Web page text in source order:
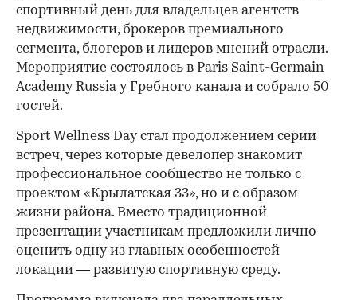
спортивный день для владельцев агентств
недвижимости, брокеров премиального
сегмента, блогеров и лидеров мнений отрасли.
Мероприятие состоялось в Paris Saint-Germain
Academy Russia у Гребного канала и собрало 50
гостей.
Sport Wellness Day стал продолжением серии
встреч, через которые девелопер знакомит
профессиональное сообщество не только с
проектом «Крылатская 33», но и с образом
жизни района. Вместо традиционной
презентации участникам предложили лично
оценить одну из главных особенностей
локации — развитую спортивную среду.